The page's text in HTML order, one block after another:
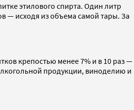
этилового спирта. Один литр
— исходя из объема самой тары. За
крепостью менее 7% и в 10 раз —
продукции, виноделию и